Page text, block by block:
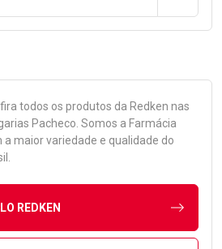
todos os produtos da Redken nas
Pacheco. Somos a Farmácia
a maior variedade e qualidade do
REDKEN